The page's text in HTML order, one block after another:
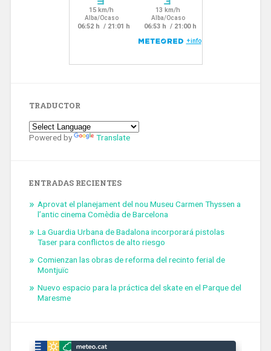
TRADUCTOR
Powered by Translate
ENTRADAS RECIENTES
Aprovat el planejament del nou Museu Carmen Thyssen a
l’antic cinema Comèdia de Barcelona
La Guardia Urbana de Badalona incorporará pistolas
Taser para conflictos de alto riesgo
Comienzan las obras de reforma del recinto ferial de
Montjuïc
Nuevo espacio para la práctica del skate en el Parque del
Maresme